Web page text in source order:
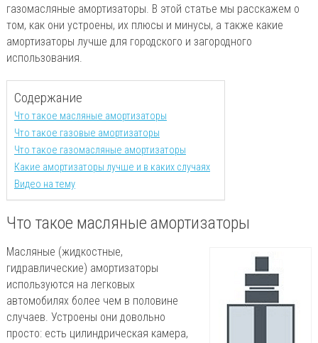
газомасляные амортизаторы. В этой статье мы расскажем о
том, как они устроены, их плюсы и минусы, а также какие
амортизаторы лучше для городского и загородного
использования.
Содержание
Что такое масляные амортизаторы
Что такое газовые амортизаторы
Что такое газомасляные амортизаторы
Какие амортизаторы лучше и в каких случаях
Видео на тему
Что такое масляные амортизаторы
Масляные (жидкостные,
гидравлические) амортизаторы
используются на легковых
автомобилях более чем в половине
случаев. Устроены они довольно
просто: есть цилиндрическая камера,